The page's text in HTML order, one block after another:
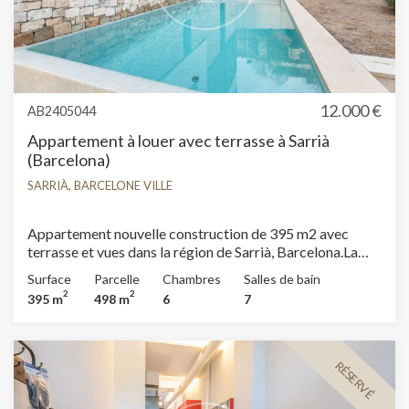
interesados.
AB2405044
12.000 €
Appartement à louer avec terrasse à Sarrià
(Barcelona)
SARRIÀ, BARCELONE VILLE
Appartement nouvelle construction de 395 m2 avec
terrasse et vues dans la région de Sarrià, Barcelona.La
piscine, salle de sport, 1 place de parking, climatisation,
armoires intégrées, buanderie, balcon, jardin, chauffage
à la Loi 18/2007, nous informons que :Ce bien ne dispose
pas d'indice R.P.LL. Aucun certificat étatique informatif
de référence des loyers n'est applicable à ce bien.Aucun
contrat de location de logement n'a été enregistré au
Surface
395 m2
Parcelle
498 m2
Chambres
6
Salles de bain
7
RÉSERVÉ